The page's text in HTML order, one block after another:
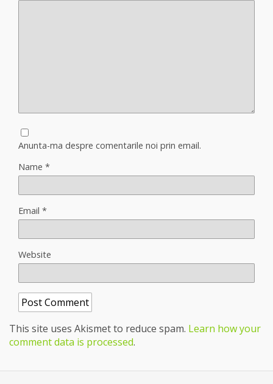
Anunta-ma despre comentarile noi prin email.
Name *
Email *
Website
This site uses Akismet to reduce spam. Learn how your
comment data is processed.